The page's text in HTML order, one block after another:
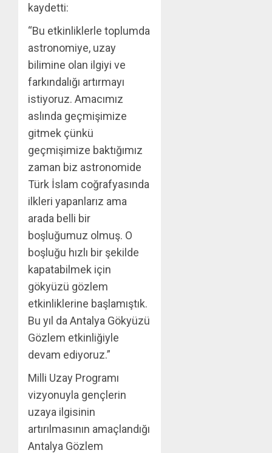
kaydetti:
“Bu etkinliklerle toplumda
astronomiye, uzay
bilimine olan ilgiyi ve
farkındalığı artırmayı
istiyoruz. Amacımız
aslında geçmişimize
gitmek çünkü
geçmişimize baktığımız
zaman biz astronomide
Türk İslam coğrafyasında
ilkleri yapanlarız ama
arada belli bir
boşluğumuz olmuş. O
boşluğu hızlı bir şekilde
kapatabilmek için
gökyüzü gözlem
etkinliklerine başlamıştık.
Bu yıl da Antalya Gökyüzü
Gözlem etkinliğiyle
devam ediyoruz.”
Milli Uzay Programı
vizyonuyla gençlerin
uzaya ilgisinin
artırılmasının amaçlandığı
Antalya Gözlem